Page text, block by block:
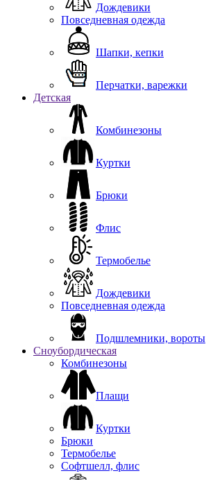
Дождевики
Повседневная одежда
Шапки, кепки
Перчатки, варежки
Детская
Комбинезоны
Куртки
Брюки
Флис
Термобелье
Дождевики
Повседневная одежда
Подшлемники, вороты
Сноубордическая
Комбинезоны
Плащи
Куртки
Брюки
Термобелье
Софтшелл, флис